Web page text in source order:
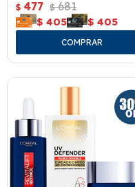
$ 477 $ 681
$ 405 $ 405